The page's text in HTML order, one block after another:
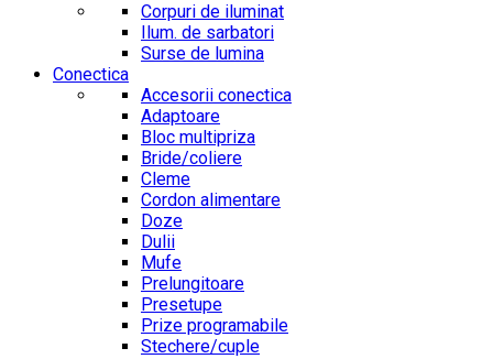
Corpuri de iluminat
Ilum. de sarbatori
Surse de lumina
Conectica
Accesorii conectica
Adaptoare
Bloc multipriza
Bride/coliere
Cleme
Cordon alimentare
Doze
Dulii
Mufe
Prelungitoare
Presetupe
Prize programabile
Stechere/cuple